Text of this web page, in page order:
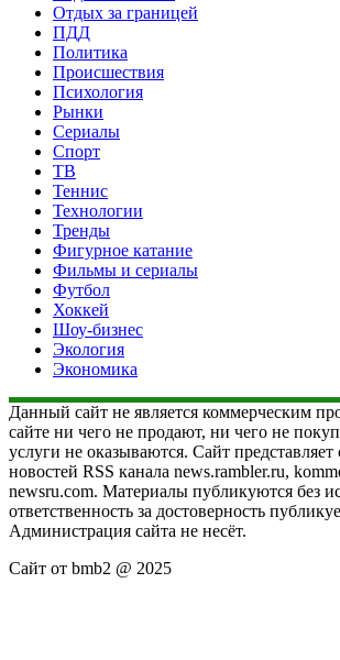
Отдых за границей
ПДД
Политика
Происшествия
Психология
Рынки
Сериалы
Спорт
ТВ
Теннис
Технологии
Тренды
Фигурное катание
Фильмы и сериалы
Футбол
Хоккей
Шоу-бизнес
Экология
Экономика
Данный сайт не является коммерческим
сайте ни чего не продают, ни чего не
услуги не оказываются. Сайт представляет
новостей RSS канала news.rambler.ru,
newsru.com. Материалы публикуются без
ответственность за достоверность
Администрация сайта не несёт.
Сайт от bmb2 @ 2025